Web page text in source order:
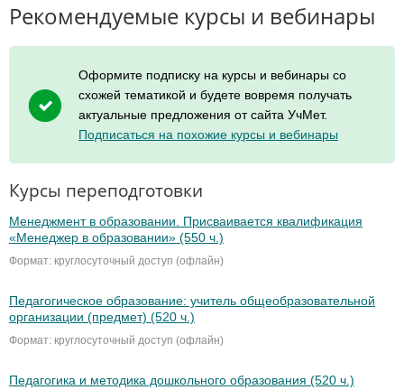
Рекомендуемые курсы и вебинары
Оформите подписку на курсы и вебинары со
схожей тематикой и будете вовремя получать
актуальные предложения от сайта УчМет.
Подписаться на похожие курсы и вебинары
Курсы переподготовки
Менеджмент в образовании. Присваивается квалификация
«Менеджер в образовании» (550 ч.)
Формат: круглосуточный доступ (офлайн)
Педагогическое образование: учитель общеобразовательной
организации (предмет) (520 ч.)
Формат: круглосуточный доступ (офлайн)
Педагогика и методика дошкольного образования (520 ч.)